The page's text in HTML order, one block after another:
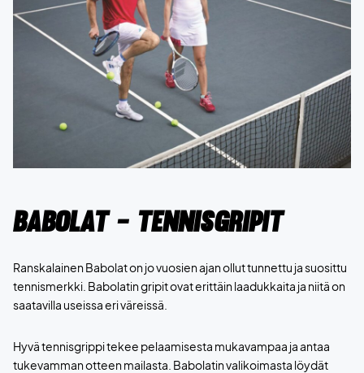
Babolat - Tennisgripit
Ranskalainen Babolat on jo vuosien ajan ollut tunnettu ja suosittu
tennismerkki. Babolatin gripit ovat erittäin laadukkaita ja niitä on
saatavilla useissa eri väreissä.
Hyvä tennisgrippi tekee pelaamisesta mukavampaa ja antaa
tukevamman otteen mailasta. Babolatin valikoimasta löydät